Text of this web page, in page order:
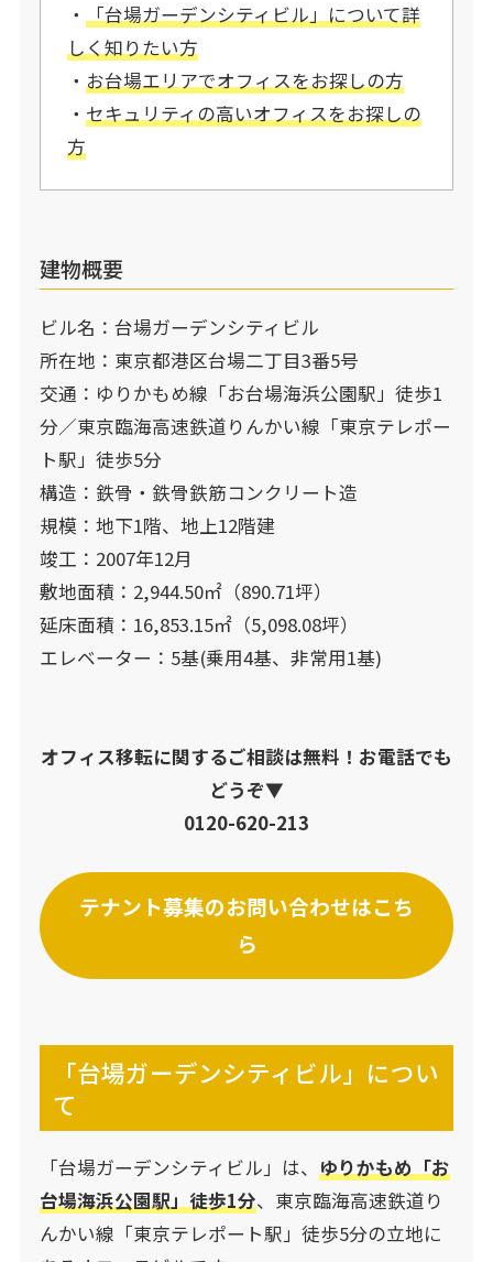
・ 「台場ガーデンシティビル」について詳
しく知りたい方
・ お台場エリアでオフィスをお探しの方
・ セキュリティの高いオフィスをお探しの
方
建物概要
ビル名：台場ガーデンシティビル
所在地：東京都港区台場二丁目3番5号
交通：ゆりかもめ線「お台場海浜公園駅」徒歩1
分／東京臨海高速鉄道りんかい線「東京テレポー
ト駅」徒歩5分
構造：鉄骨・鉄骨鉄筋コンクリート造
規模：地下1階、地上12階建
竣工：2007年12月
敷地面積：2,944.50㎡（890.71坪）
延床面積：16,853.15㎡（5,098.08坪）
エレベーター：5基(乗用4基、非常用1基)
オフィス移転に関するご相談は無料！お電話でも
どうぞ▼
0120-620-213
テナント募集のお問い合わせはこち
ら
「台場ガーデンシティビル」につい
て
「台場ガーデンシティビル」は、 ゆりかもめ「お
台場海浜公園駅」徒歩1分、東京臨海高速鉄道り
んかい線「東京テレポート駅」徒歩5分の立地に